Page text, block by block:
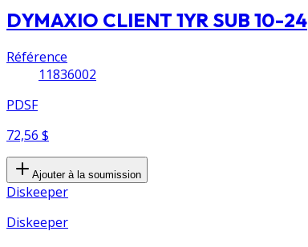
DYMAXIO CLIENT 1YR SUB 10-24
Référence
11836002
PDSF
72,56 $
Ajouter à la soumission
Diskeeper
Diskeeper